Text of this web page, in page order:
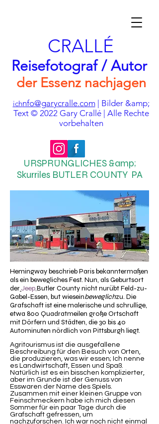
CRALLÉ
Reisefotograf / Autor
der Essenz nachjagen
ichnfo@garycralle.com| Bilder &amp;
Text © 2022 Gary Crallé | Alle Rechte
vorbehalten
URSPRÜNGLICHES &amp;
Skurriles BUTLER COUNTY PA
Hemingway beschrieb Paris bekanntermaßen
als ein bewegliches Fest. Nun, als Geburtsort
derJeep,Butler County nicht nurübt Feld-zu-
Gabel-Essen, butwieseinbeweglichzu. Die
Grafschaft ist eine malerische und schrullige,
etwa 800 Quadratmeilen große Ortschaft
mit Dörfern und Städten, die 30 bis 40
Autominuten nördlich von Pittsburgh liegt.
Agritourismus ist die ausgefallene
Beschreibung für den Besuch von Orten,
die produzieren, was wir essen; Ich nenne
es Landwirtschaft, Essen und Spaß.
Natürlich ist es ein bisschen komplizierter,
aber im Grunde ist der Genuss von
Esswaren der Name des Spiels.
Zusammen mit einer kleinen Gruppe von
Feinschmeckern habe ich mich diesen
Sommer für ein paar Tage durch die
Grafschaft gefressen, um
nachzuforschen. Ich war noch nicht einmal